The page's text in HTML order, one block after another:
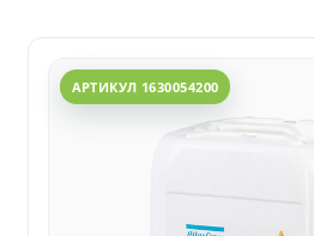
АРТИКУЛ 1630054200